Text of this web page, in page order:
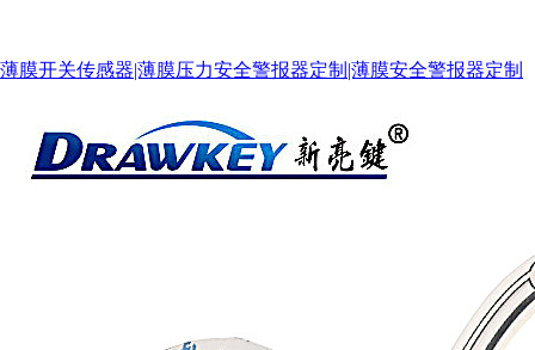
薄膜开关传感器|薄膜压力安全警报器定制|薄膜安全警报器定制